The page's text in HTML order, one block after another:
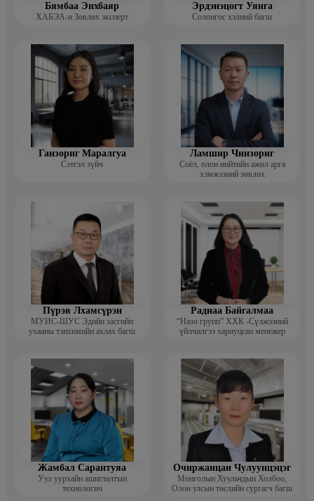
Бямбаа Энхбаяр
ХАБЭА-н Зөвлөх эксперт
Эрдэнэцогт Уянга
Солонгос хэлний багш
Ганзориг Маралгуа
Сэтгэл зүйч
Ламшир Чинзориг
Соёл, олон нийтийн ажил арга
хэмжээний зөвлөх
Пүрэв Лхамсүрэн
МУИС-ШУС Эдийн засгийн
ухааны тэнхимийн ахлах багш
Раднаа Байгалмаа
“Назо групп” ХХК -Сүлжээний
үйлчилгээ хариуцсан менежер
Жамбал Сарантуяа
Уул уурхайн ашиглалтын
технологич
Очиржанцан Чулуунцэцэг
Монголын Хуульчдын Холбоо,
Олон улсын төслийн сургагч багш